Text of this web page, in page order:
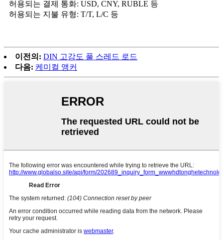
허용되는 결제 통화: USD, CNY, RUBLE 등
허용되는 지불 유형: T/T, L/C 등
이전의: DIN 고강도 풀 스레드 로드
다음: 케미컬 앵커